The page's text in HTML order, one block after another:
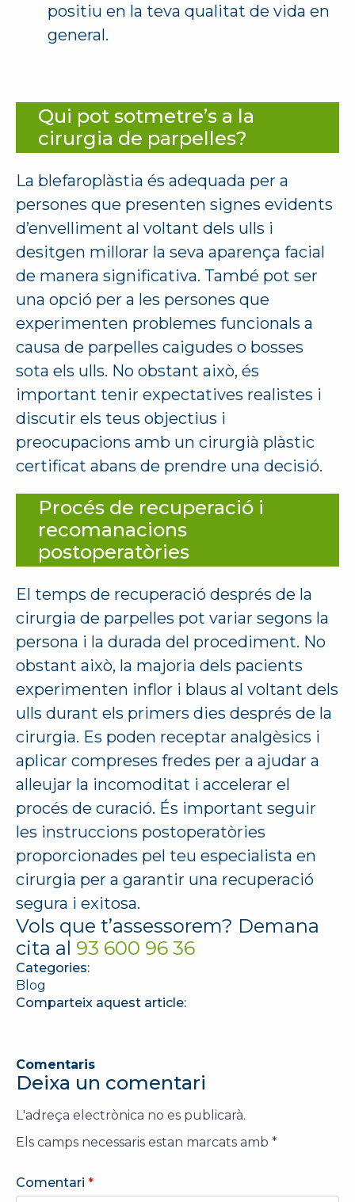
positiu en la teva qualitat de vida en
general.
Qui pot sotmetre’s a la
cirurgia de parpelles?
La blefaroplàstia és adequada per a
persones que presenten signes evidents
d’envelliment al voltant dels ulls i
desitgen millorar la seva aparença facial
de manera significativa. També pot ser
una opció per a les persones que
experimenten problemes funcionals a
causa de parpelles caigudes o bosses
sota els ulls. No obstant això, és
important tenir expectatives realistes i
discutir els teus objectius i
preocupacions amb un cirurgià plàstic
certificat abans de prendre una decisió.
Procés de recuperació i
recomanacions
postoperatòries
El temps de recuperació després de la
cirurgia de parpelles pot variar segons la
persona i la durada del procediment. No
obstant això, la majoria dels pacients
experimenten inflor i blaus al voltant dels
ulls durant els primers dies després de la
cirurgia. Es poden receptar analgèsics i
aplicar compreses fredes per a ajudar a
alleujar la incomoditat i accelerar el
procés de curació. És important seguir
les instruccions postoperatòries
proporcionades pel teu especialista en
cirurgia per a garantir una recuperació
segura i exitosa.
Vols que t’assessorem? Demana
cita al 93 600 96 36
Categories:
Blog
Comparteix aquest article:
Comentaris
Deixa un comentari
L'adreça electrònica no es publicarà.
Els camps necessaris estan marcats amb *
Comentari *